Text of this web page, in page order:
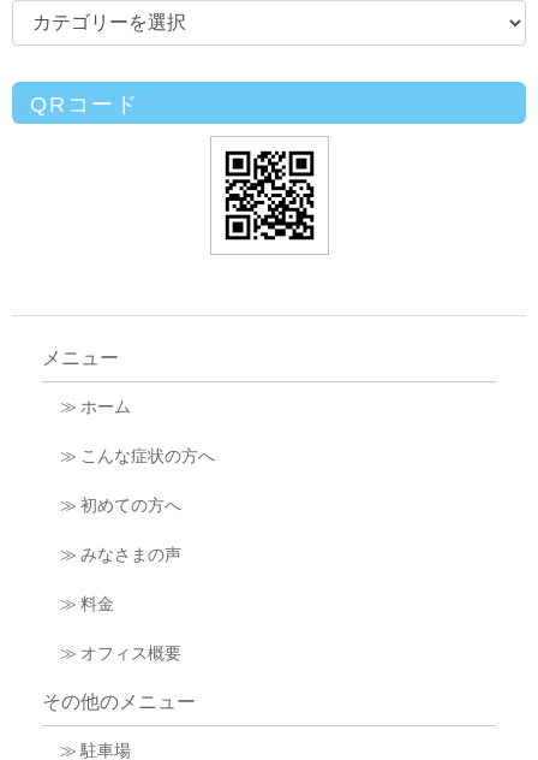
QRコード
メニュー
≫ ホーム
≫ こんな症状の方へ
≫ 初めての方へ
≫ みなさまの声
≫ 料金
≫ オフィス概要
その他のメニュー
≫ 駐車場